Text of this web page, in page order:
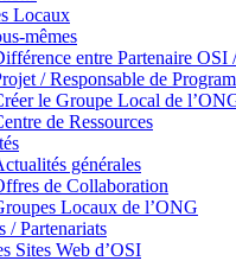
Locaux
mêmes
entre Partenaire OSI
/ Responsable de
le Groupe Local de
de Ressources
générales
de Collaboration
Locaux de l’ONG
/ Partenariats
Sites Web d’OSI